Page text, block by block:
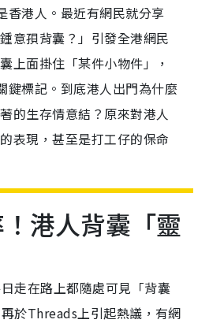
香港人。最近有網民就分享
意孭背囊？」引發全港網民
上面掛住「某件小物件」，
鍵標記。到底港人出門為什麼
的生存情意結？原來對港人
表現，甚至是打工仔的保命
港人背囊「靈
走在路上都隨處可見「背囊
於Threads上引起熱議，有網